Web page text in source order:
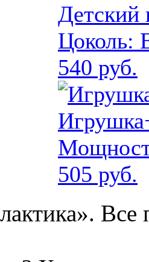
Цоколь:
540 руб.
505 руб.
Все